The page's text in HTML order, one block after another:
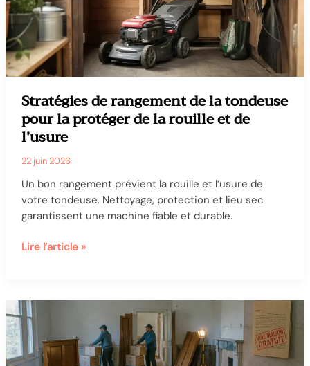
l’eau,
faire
circuler
l’air
et
les
faux
bons
Stratégies de rangement de la tondeuse
pour la protéger de la rouille et de
l’usure
22 juin 2026
Un bon rangement prévient la rouille et l’usure de
votre tondeuse. Nettoyage, protection et lieu sec
garantissent une machine fiable et durable.
Stratégies
la
tondeuse
pour
la
Lire l’article »